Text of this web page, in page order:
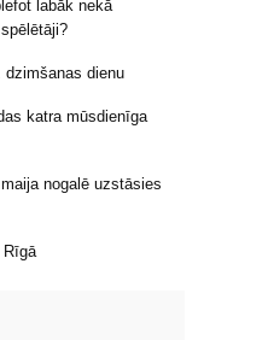
labāk nekā
dzimšanas dienu
katra mūsdienīga
nogalē uzstāsies